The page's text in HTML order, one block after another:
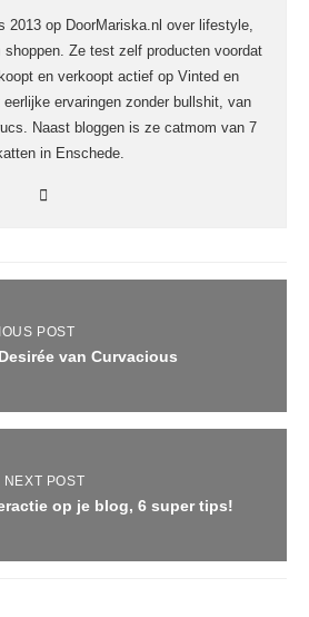
2013 op DoorMariska.nl over lifestyle,
shoppen. Ze test zelf producten voordat
en verkoopt actief op Vinted en
ervaringen zonder bullshit, van
Naast bloggen is ze catmom van 7
in Enschede.
POST
van Curvacious
NEXT POST
op je blog, 6 super tips!